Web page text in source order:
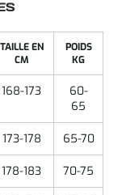
TAILLE EN
CM
POIDS
KG
168-173
60-
65
173-178 65-70
178-183 70-75